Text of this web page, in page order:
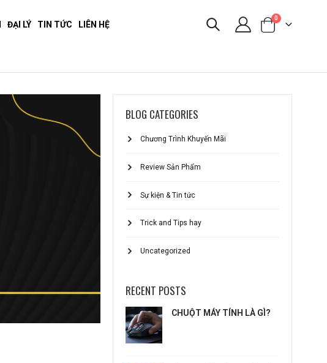
ĐẠI LÝ TIN TỨC LIÊN HỆ
0
BLOG CATEGORIES
Chương Trình Khuyến Mãi
Review Sản Phẩm
Sự kiện & Tin tức
Trick and Tips hay
Uncategorized
RECENT POSTS
CHUỘT MÁY TÍNH LÀ GÌ?